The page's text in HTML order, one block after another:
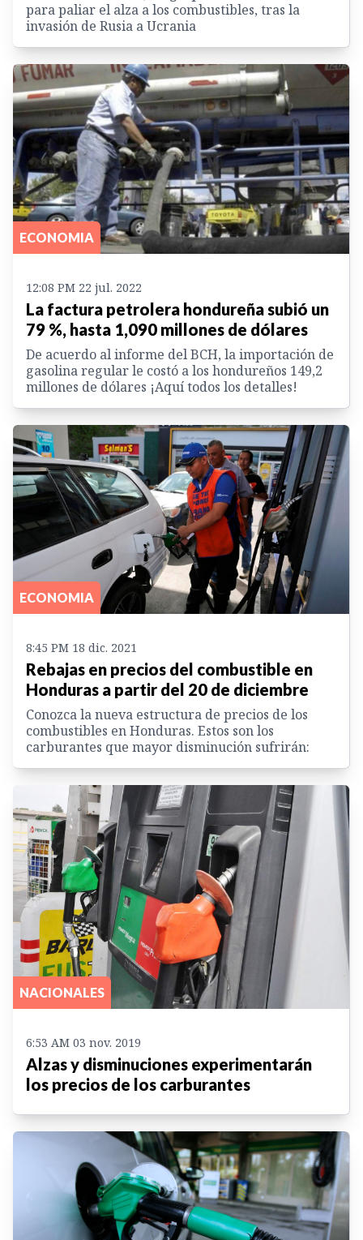
para paliar el alza a los combustibles, tras la
invasión de Rusia a Ucrania
ECONOMIA
12:08 PM 22 jul. 2022
La factura petrolera hondureña subió un
79 %, hasta 1,090 millones de dólares
De acuerdo al informe del BCH, la importación de
gasolina regular le costó a los hondureños 149,2
millones de dólares ¡Aquí todos los detalles!
ECONOMIA
8:45 PM 18 dic. 2021
Rebajas en precios del combustible en
Honduras a partir del 20 de diciembre
Conozca la nueva estructura de precios de los
combustibles en Honduras. Estos son los
carburantes que mayor disminución sufrirán:
NACIONALES
6:53 AM 03 nov. 2019
Alzas y disminuciones experimentarán
los precios de los carburantes